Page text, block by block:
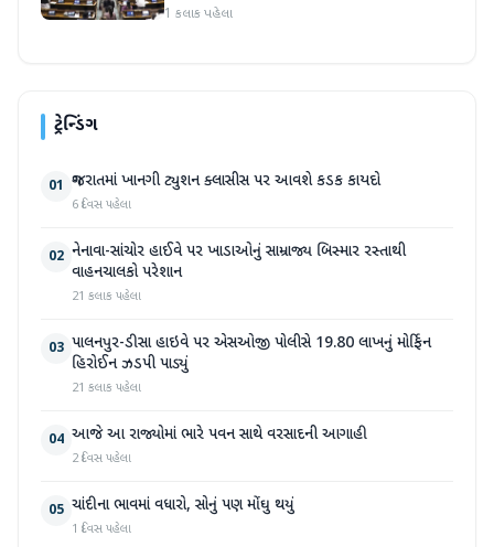
1 કલાક પહેલા
ટ્રેન્ડિંગ
01 ગુજરાતમાં ખાનગી ટ્યુશન ક્લાસીસ પર આવશે કડક કાયદો
6 દિવસ પહેલા
02 નેનાવા-સાંચોર હાઈવે પર ખાડાઓનું સામ્રાજ્ય બિસ્માર રસ્તાથી
વાહનચાલકો પરેશાન
21 કલાક પહેલા
03 પાલનપુર-ડીસા હાઇવે પર એસઓજી પોલીસે 19.80 લાખનું મોર્ફિન
હિરોઈન ઝડપી પાડ્યું
21 કલાક પહેલા
04 આજે આ રાજ્યોમાં ભારે પવન સાથે વરસાદની આગાહી
2 દિવસ પહેલા
05 ચાંદીના ભાવમાં વધારો, સોનું પણ મોંઘુ થયું
1 દિવસ પહેલા